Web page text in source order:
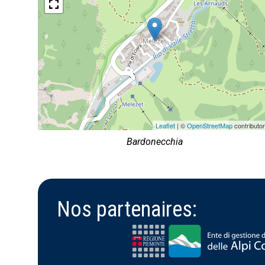
Leaflet| ©OpenStreetMap
Bardonecchia
Nos partenaires: